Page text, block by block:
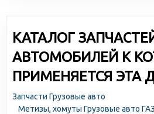
КАТАЛОГ
АВТОМОБИЛЕЙ К
ПРИМЕНЯЕТСЯ ЭТА
Запчасти Грузовые авто
Метизы, хомуты Грузовые авто ГАЗ